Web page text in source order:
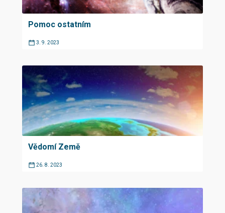
Pomoc ostatním
3. 9. 2023
Vědomí Země
26. 8. 2023